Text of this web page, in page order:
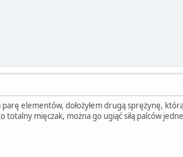
elementów, dołożyłem drugą sprężynę,
totalny mięczak, można go ugiąć siłą palców